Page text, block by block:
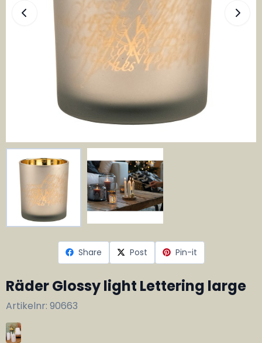
Share Post Pin-it
Räder Glossy light Lettering large
Artikelnr: 90663